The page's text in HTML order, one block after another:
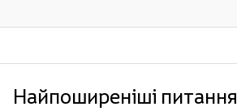
Найпоширеніші питання